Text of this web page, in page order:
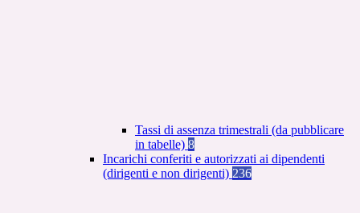
Tassi di assenza trimestrali (da pubblicare
in tabelle) 8
Incarichi conferiti e autorizzati ai dipendenti
(dirigenti e non dirigenti) 236